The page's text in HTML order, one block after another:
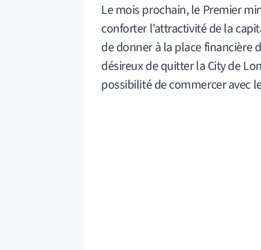
Le mois prochain, le Premier
conforter l’attractivité de la
de donner à la place financière
désireux de quitter la City de
possibilité de commercer avec